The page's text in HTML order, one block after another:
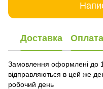
Доставка Оплата
Замовлення оформлені до
відправляються в цей же
робочий день